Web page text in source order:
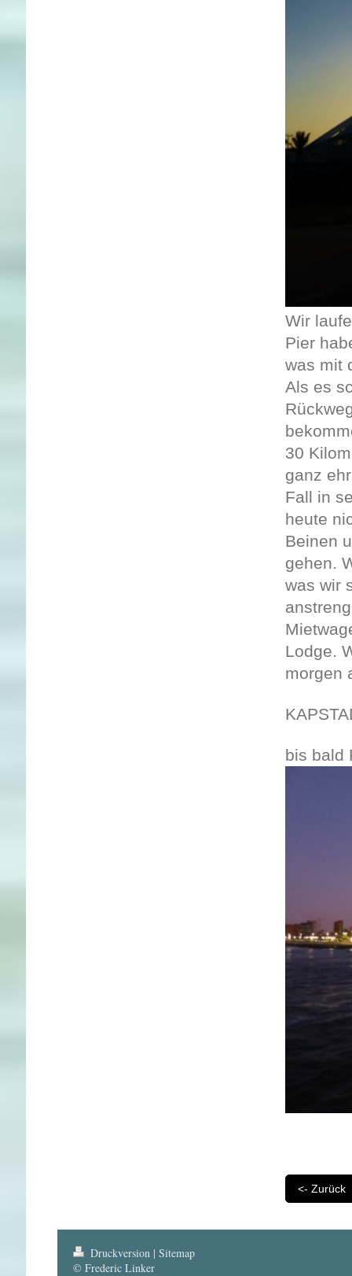
Wir
Pier
was mit
Als es
30
ganz
Fall in
heute
Beinen
gehen.
was wir
Lodge.
bis bald
<- Zurück
Druckversion | Sitemap
© Frederic Linker